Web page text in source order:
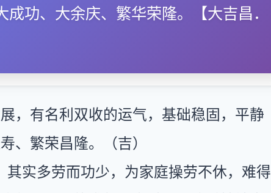
成功、大余庆、繁华荣隆。【大吉昌．
，有名利双收的运气，基础稳固，平静
、繁荣昌隆。（吉）
其实多劳而功少，为家庭操劳不休，难得